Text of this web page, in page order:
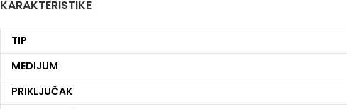
KARAKTERISTIKE
TIP
MEDIJUM
PRIKLJUČAK